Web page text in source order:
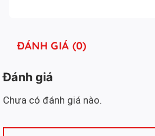
ĐÁNH GIÁ (0)
Đánh giá
Chưa có đánh giá nào.